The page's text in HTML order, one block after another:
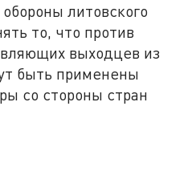
литовского
то, что против
выходцев из
быть применены
со стороны стран